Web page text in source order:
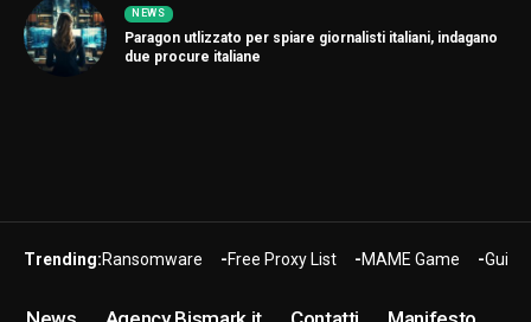
NEWS
Paragon utlizzato per spiare giornalisti italiani, indagano
due procure italiane
Trending:Ransomware Free Proxy List MAME Game Guide